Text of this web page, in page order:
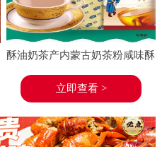
酥油奶茶产内蒙古奶茶粉咸味酥
油茶速溶袋装奶茶冲饮
立即查看 >